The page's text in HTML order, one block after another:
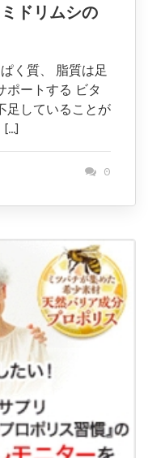
ドリムシの
く質、 脂質は足
ポートする ビタ
足していることが
0